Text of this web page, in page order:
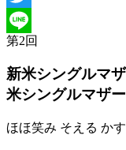
Twitter
Line
第2回
新米シングルマ
米シングルマザ
ほほ笑み そえる か